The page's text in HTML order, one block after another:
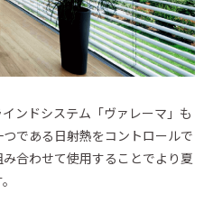
ンドシステム「ヴァレーマ」も
である日射熱をコントロールで
合わせて使用することでより夏